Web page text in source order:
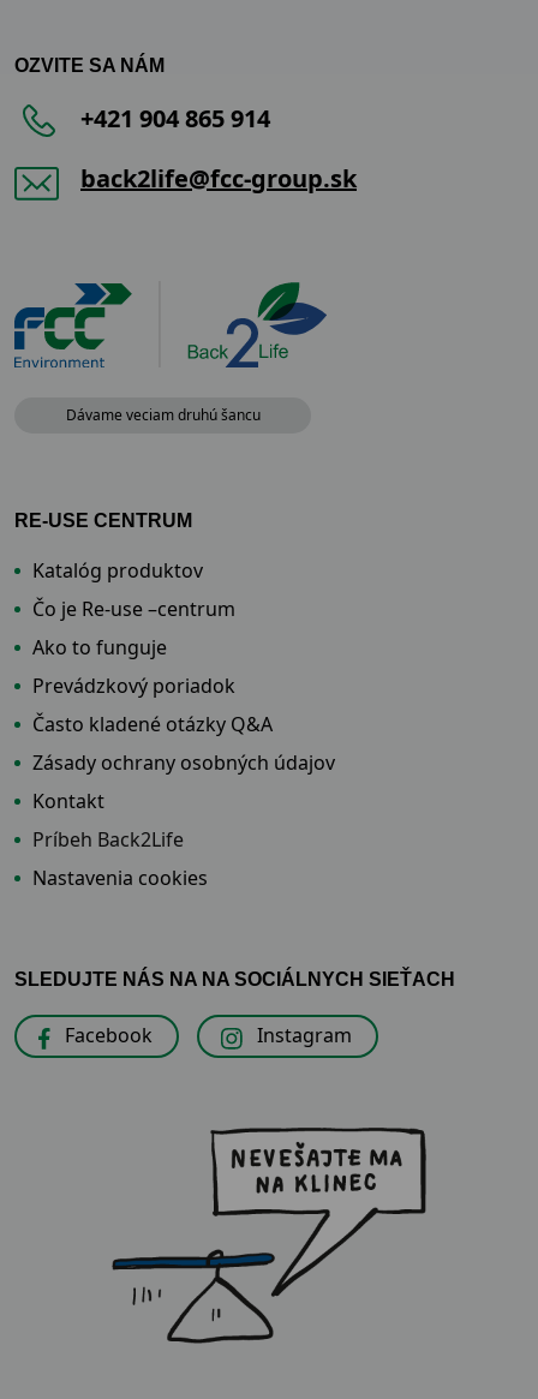
OZVITE SA NÁM
+421 904 865 914
back2life@fcc-group.sk
Dávame veciam druhú šancu
RE-USE CENTRUM
Katalóg produktov
Čo je Re-use –centrum
Ako to funguje
Prevádzkový poriadok
Často kladené otázky Q&A
Zásady ochrany osobných údajov
Kontakt
Príbeh Back2Life
Nastavenia cookies
SLEDUJTE NÁS NA NA SOCIÁLNYCH SIEŤACH
Facebook Instagram